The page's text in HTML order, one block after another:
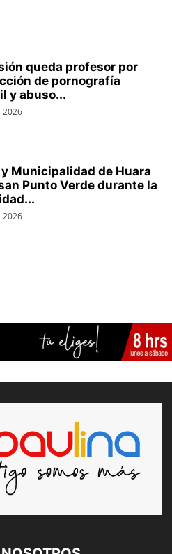
queda profesor por
de pornografía
y abuso...
2026
y Municipalidad de Huara
Punto Verde durante la
2026